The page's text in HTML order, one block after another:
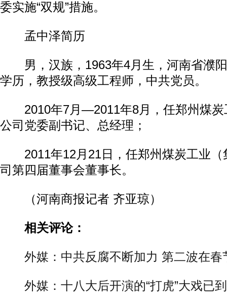
委实施“双规”措施。
孟中泽简历
男，汉族，1963年4月生，河南省濮阳
学历，教授级高级工程师，中共党员。
2010年7月—2011年8月，任郑州煤炭
公司党委副书记、总经理；
2011年12月21日，任郑州煤炭工业（
司第四届董事会董事长。
（河南商报记者 齐亚琼）
相关评论：
外媒：中共反腐不断加力 第二波在春
外媒：十八大后开演的“打虎”大戏已